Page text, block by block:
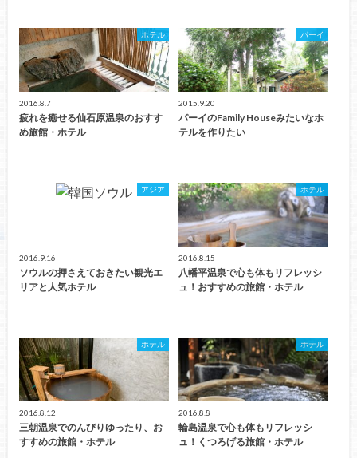
ホテル
2016.8.7
疲れを癒せる仙石原温泉のおすす
め旅館・ホテル
パーイ
2015.9.20
パーイのFamily Houseみたいなホ
テルを作りたい
アジア
2016.9.16
ソウルの押さえておきたい観光エ
リアと人気ホテル
ホテル
2016.8.15
八幡平温泉で心も体もリフレッシ
ュ！おすすめの旅館・ホテル
ホテル
2016.8.12
三朝温泉でのんびりゆったり、お
すすめの旅館・ホテル
ホテル
2016.8.8
輪島温泉で心も体もリフレッシ
ュ！くつろげる旅館・ホテル